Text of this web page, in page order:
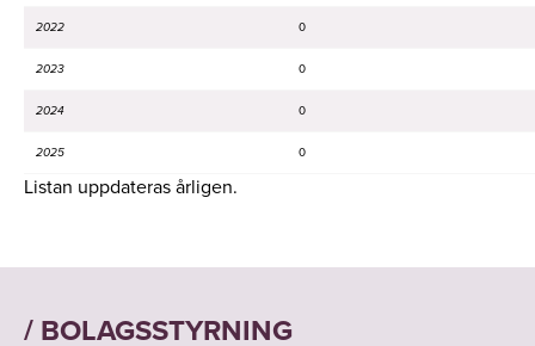
2022 0
2023 0
2024 0
2025 0
Listan uppdateras årligen.
/ BOLAGSSTYRNING